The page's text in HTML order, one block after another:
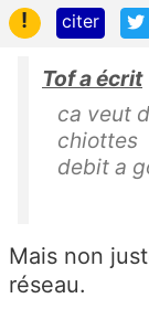
!
citer
Tof a écrit
ca veut
chiottes
debit a
Mais non
réseau.